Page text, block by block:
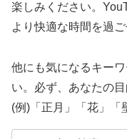
楽しみください。
より快適な時間を過
他にも気になるキー
い。必ず、あなた
(例)「正月」「花」「